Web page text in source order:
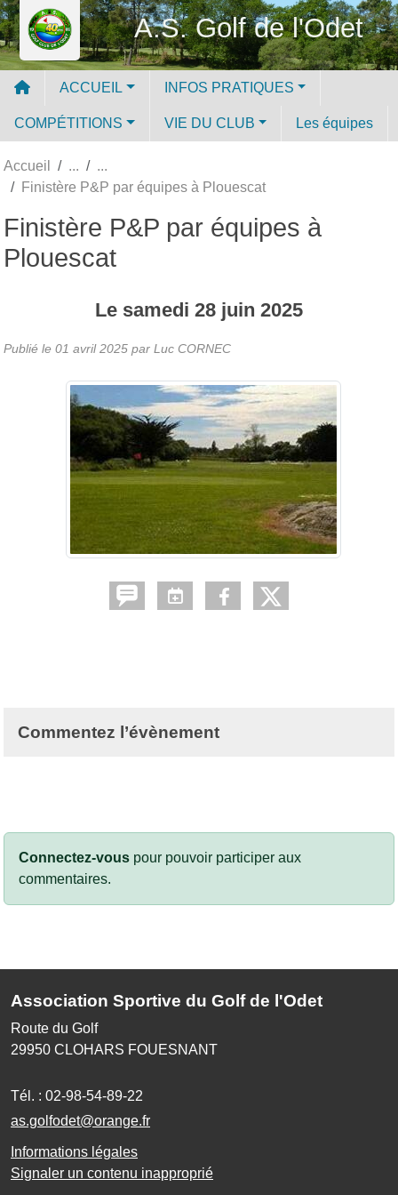
A.S. Golf de l'Odet
ACCUEIL INFOS PRATIQUES
COMPÉTITIONS VIE DU CLUB Les équipes
Accueil
Finistère P&P par équipes à Plouescat
Finistère P&P par équipes à
Plouescat
Le samedi 28 juin 2025
Publié le 01 avril 2025 par Luc CORNEC
Commentez l’évènement
Connectez-vous pour pouvoir participer aux
commentaires.
Association Sportive du Golf de l'Odet
Route du Golf
29950 CLOHARS FOUESNANT
Tél. : 02-98-54-89-22
as.golfodet@orange.fr
Informations légales
Signaler un contenu inapproprié
Panneau de gestion des cookies